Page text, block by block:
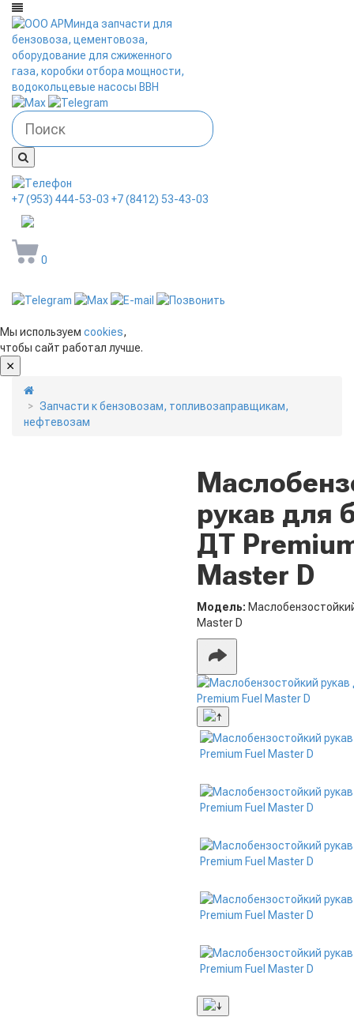
+7 (953) 444-53-03 +7 (8412) 53-43-03
0
Мы используем cookies,
чтобы сайт работал лучше.
Запчасти к бензовозам, топливозаправщикам,
нефтевозам
рукав для
ДТ
Master D
Модель:
Master D